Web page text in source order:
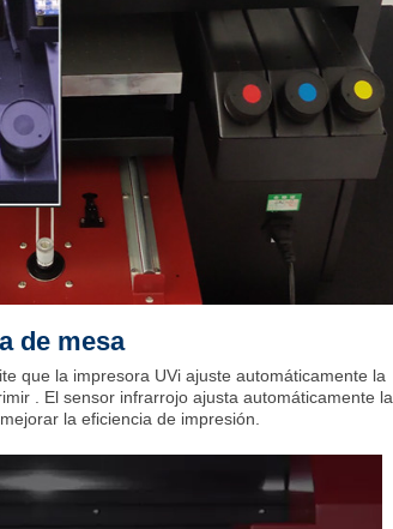
de mesa
que la impresora UVi ajuste automáticamente la
. El sensor infrarrojo ajusta automáticamente la
la eficiencia de impresión.